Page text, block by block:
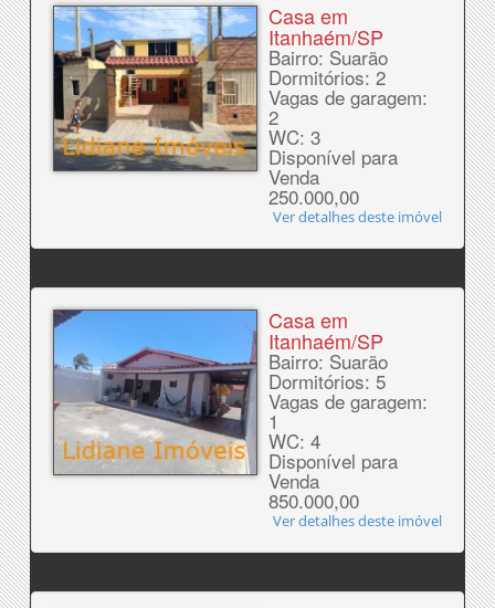
Casa em
Itanhaém/SP
Bairro: Suarão
Dormitórios: 2
Vagas de garagem:
2
WC: 3
Disponível para
Venda
250.000,00
Ver detalhes deste imóvel
Casa em
Itanhaém/SP
Bairro: Suarão
Dormitórios: 5
Vagas de garagem:
1
WC: 4
Disponível para
Venda
850.000,00
Ver detalhes deste imóvel